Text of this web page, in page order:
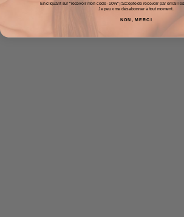
En cliquant sur "recevoir mon code -10%" j'accepte de recevoir par email
Je peux me désabonner à tout moment.
NON, MERCI